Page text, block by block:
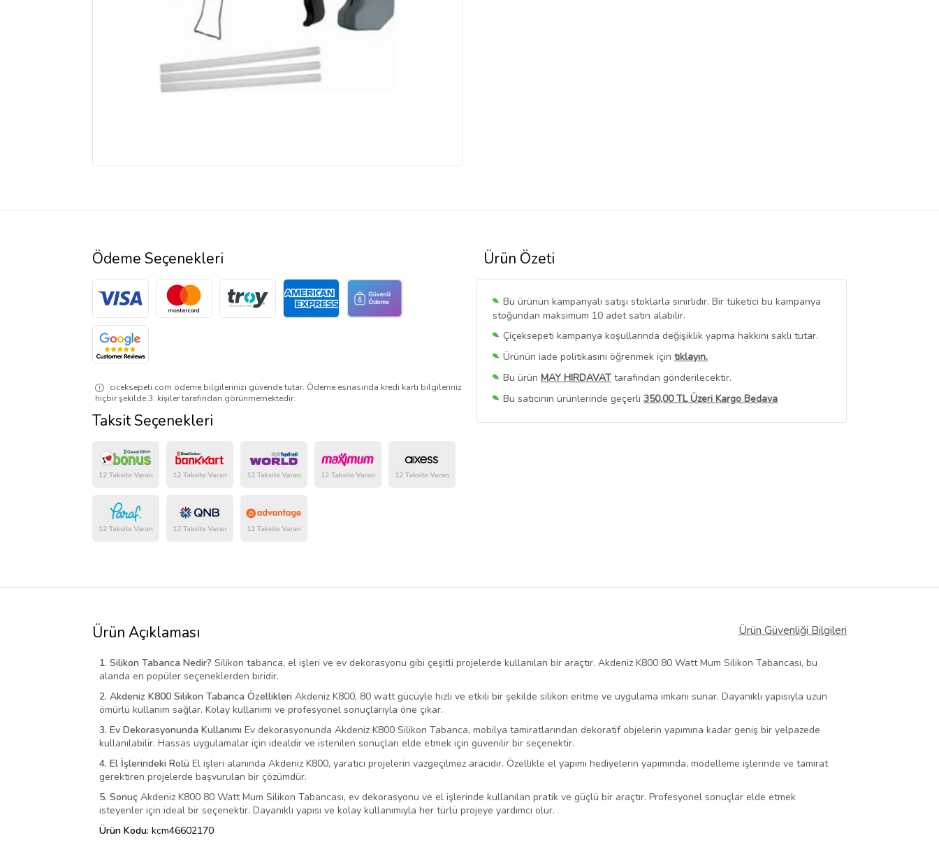
Ürün Özeti
Bu ürünün kampanyalı satışı stoklarla sınırlıdır. Bir tüketici bu kampanya
stoğundan maksimum 10 adet satın alabilir.
Çiçeksepeti kampanya koşullarında değişiklik yapma hakkını saklı tutar.
Ürünün iade politikasını öğrenmek için tıklayın.
Bu ürün MAY HIRDAVAT tarafından gönderilecektir.
Bu satıcının ürünlerinde geçerli 350,00 TL Üzeri Kargo Bedava
Bu SatıcınınTüm Ürünlerini Görüntüle
Ödeme Seçenekleri
ciceksepeti.com ödeme bilgilerinizi güvende tutar. Ödeme esnasında kredi kartı bilgileriniz
hiçbir şekilde 3. kişiler tarafından görünmemektedir.
Taksit Seçenekleri
Ürün Açıklaması Ürün Güvenliği Bilgileri
1. Silikon Tabanca Nedir? Silikon tabanca, el işleri ve ev dekorasyonu gibi çeşitli projelerde kullanılan bir araçtır. Akdeniz K800 80 Watt Mum Silikon Tabancası, bu
alanda en popüler seçeneklerden biridir.
2. Akdeniz K800 Silikon Tabanca Özellikleri Akdeniz K800, 80 watt gücüyle hızlı ve etkili bir şekilde silikon eritme ve uygulama imkanı sunar. Dayanıklı yapısıyla uzun
ömürlü kullanım sağlar. Kolay kullanımı ve profesyonel sonuçlarıyla öne çıkar.
3. Ev Dekorasyonunda Kullanımı Ev dekorasyonunda Akdeniz K800 Silikon Tabanca, mobilya tamiratlarından dekoratif objelerin yapımına kadar geniş bir yelpazede
kullanılabilir. Hassas uygulamalar için idealdir ve istenilen sonuçları elde etmek için güvenilir bir seçenektir.
4. El İşlerindeki Rolü El işleri alanında Akdeniz K800, yaratıcı projelerin vazgeçilmez aracıdır. Özellikle el yapımı hediyelerin yapımında, modelleme işlerinde ve tamirat
gerektiren projelerde başvurulan bir çözümdür.
5. Sonuç Akdeniz K800 80 Watt Mum Silikon Tabancası, ev dekorasyonu ve el işlerinde kullanılan pratik ve güçlü bir araçtır. Profesyonel sonuçlar elde etmek
isteyenler için ideal bir seçenektir. Dayanıklı yapısı ve kolay kullanımıyla her türlü projeye yardımcı olur.
Ürün Kodu: kcm46602170